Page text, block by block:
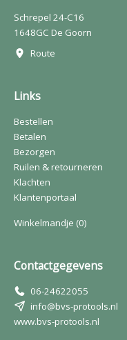
Schrepel 24-C16
1648GC De Goorn
Route
Links
Bestellen
Betalen
Bezorgen
Ruilen & retourneren
Klachten
Klantenportaal
Winkelmandje (0)
Contactgegevens
06-24622055
info@bvs-protools.nl
www.bvs-protools.nl